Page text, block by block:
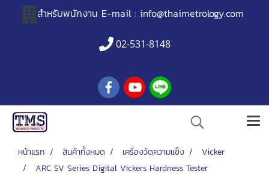
สำหรับพนักงาน E-mail : info@thaimetrology.com
02-531-8148
หน้าแรก สินค้าทั้งหมด เครื่องวัดความแข็ง
Vicker
ARC SV Series Digital Vickers Hardness Tester